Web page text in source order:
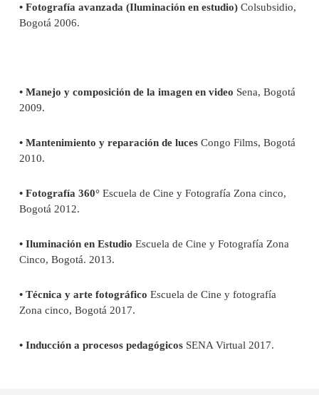
• Fotografía avanzada (Iluminación en estudio) Colsubsidio,
Bogotá 2006.
• Manejo y composición de la imagen en video Sena, Bogotá
2009.
• Mantenimiento y reparación de luces Congo Films, Bogotá
2010.
• Fotografía 360° Escuela de Cine y Fotografía Zona cinco,
Bogotá 2012.
• Iluminación en Estudio Escuela de Cine y Fotografía Zona
Cinco, Bogotá. 2013.
• Técnica y arte fotográfico Escuela de Cine y fotografía
Zona cinco, Bogotá 2017.
• Inducción a procesos pedagógicos SENA Virtual 2017.